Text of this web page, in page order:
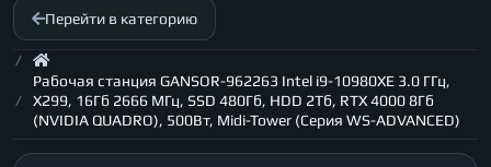
Перейти в категорию
Рабочая станция GANSOR-962263 Intel i9-10980XE 3.0 ГГц,
X299, 16Гб 2666 МГц, SSD 480Гб, HDD 2Тб, RTX 4000 8Гб
(NVIDIA QUADRO), 500Вт, Midi-Tower (Серия WS-ADVANCED)